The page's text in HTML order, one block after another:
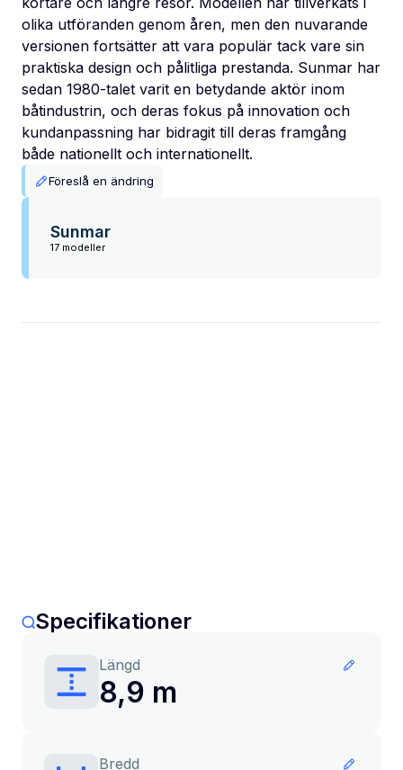
olika utföranden genom åren, men den nuvarande
versionen fortsätter att vara populär tack vare sin
praktiska design och pålitliga prestanda. Sunmar har
sedan 1980-talet varit en betydande aktör inom
båtindustrin, och deras fokus på innovation och
kundanpassning har bidragit till deras framgång
både nationellt och internationellt.
Föreslå en ändring
Sunmar
17 modeller
Specifikationer
Längd
8,9 m
Bredd